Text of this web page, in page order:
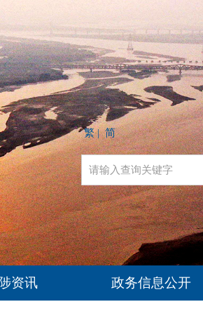
繁 | 简
资讯 政务信息公开